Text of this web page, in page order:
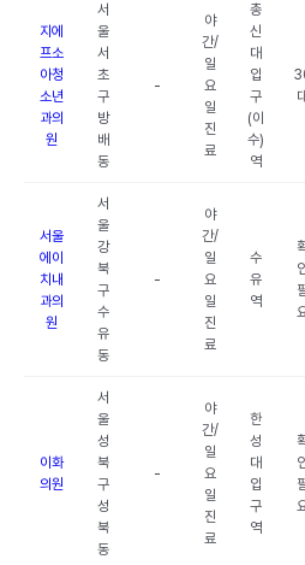
지에
프소
아청
소년
과의
원
서
울
서
초
구
방
배
동
-
야
간/
일
요
일
진
료
총
신
대
입
구
(이
수)
역
서울
에이
치내
과의
원
서
울
강
북
구
수
유
동
-
야
간/
일
요
일
진
료
수
유
역
이화
의원
서
울
성
북
구
성
북
동
-
야
간/
일
요
일
진
료
한
성
대
입
구
역